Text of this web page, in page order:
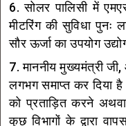
6. सोलर पालिसी में
मीटरिंग की सुविधा
सौर ऊर्जा का उपयोग
7. माननीय मुख्यमंत्री
लगभग समाप्त कर दिया है
को प्रताड़ित करने
कुछ विभागों के द्वारा